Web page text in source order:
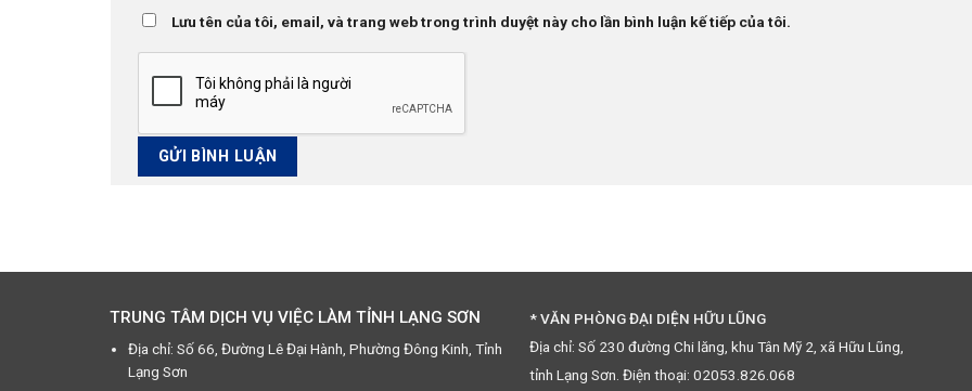
Lưu tên của tôi, email, và trang web trong trình duyệt này cho lần bình luận kế tiếp của tôi.
TRUNG TÂM DỊCH VỤ VIỆC LÀM TỈNH LẠNG SƠN
Địa chỉ: Số 66, Đường Lê Đại Hành, Phường Đông Kinh, Tỉnh
Lạng Sơn
* VĂN PHÒNG ĐẠI DIỆN HỮU LŨNG
Địa chỉ: Số 230 đường Chi lăng, khu Tân Mỹ 2, xã Hữu Lũng,
tỉnh Lạng Sơn. Điện thoại: 02053.826.068